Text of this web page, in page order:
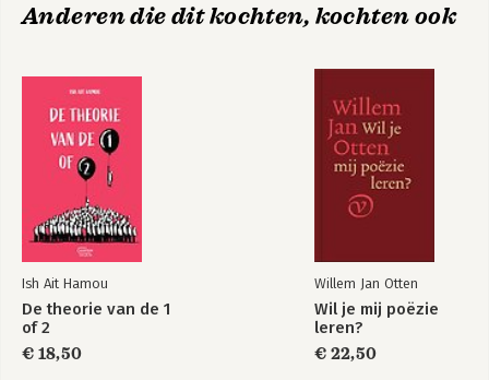
Anderen die dit kochten, kochten ook
Ish Ait Hamou
De theorie van de 1
of 2
€ 18,50
Willem Jan Otten
Wil je mij poëzie
leren?
€ 22,50